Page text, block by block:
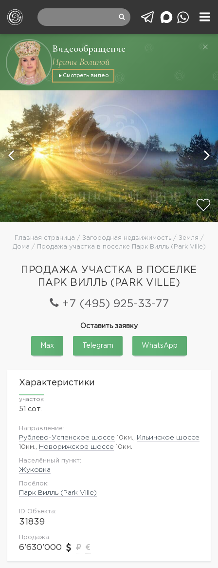
Видеообращение
Ирины Волиной
Смотреть видео
Главная страница / Загородная недвижимость/ Земля /
Дома / Продажа участка в поселке Парк Вилль (Park Ville)
ПРОДАЖА УЧАСТКА В ПОСЕЛКЕ
ПАРК ВИЛЛЬ (PARK VILLE)
+7 (495) 925-33-77
Оставить заявку
Max Telegram WhatsApp
Характеристики
участок
51 сот.
Направление:
Рублево-Успенское шоссе 10км.,
Ильинское шоссе
10км.,
Новорижское шоссе 10км.
Населённый пункт:
Жуковка
Посёлок:
Парк Вилль (Park Ville)
ID Объекта:
31839
Продажа:
6'630'000